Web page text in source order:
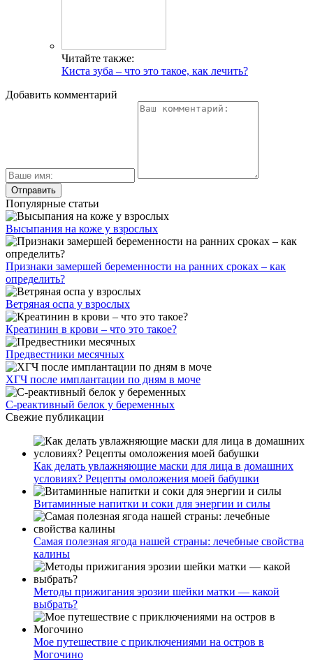
Читайте также:
Киста зуба – что это такое, как лечить?
Добавить комментарий
Популярные статьи
Высыпания на коже у взрослых
Признаки замершей беременности на ранних сроках – как
определить?
Ветряная оспа у взрослых
Креатинин в крови – что это такое?
Предвестники месячных
ХГЧ после имплантации по дням в моче
С-реактивный белок у беременных
Свежие публикации
Как делать увлажняющие маски для лица в домашних
условиях? Рецепты омоложения моей бабушки
Витаминные напитки и соки для энергии и силы
Самая полезная ягода нашей страны: лечебные свойства
калины
Методы прижигания эрозии шейки матки — какой
выбрать?
Мое путешествие с приключениями на остров в
Могочино